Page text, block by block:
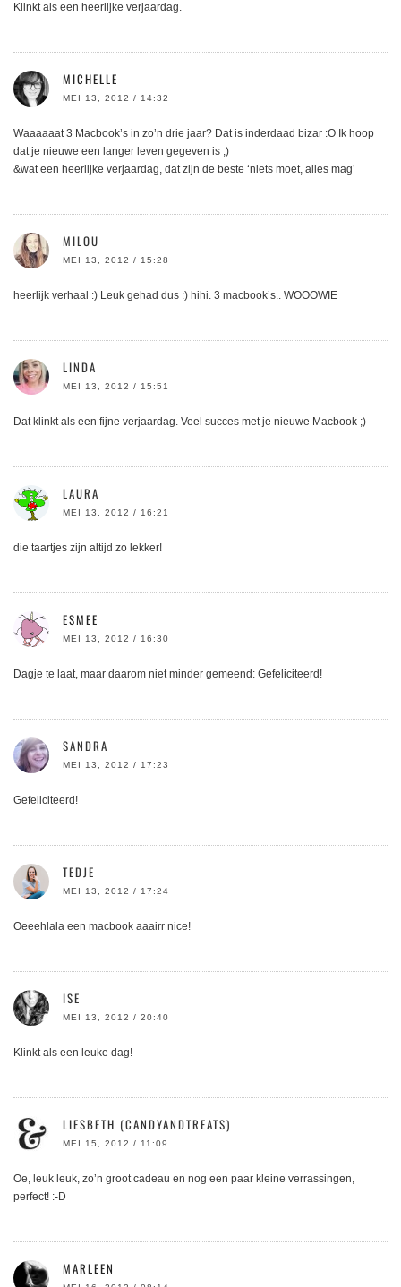
Klinkt als een heerlijke verjaardag.
MICHELLE
MEI 13, 2012 / 14:32
Waaaaaat 3 Macbook’s in zo’n drie jaar? Dat is inderdaad bizar :O Ik hoop
dat je nieuwe een langer leven gegeven is ;)
&wat een heerlijke verjaardag, dat zijn de beste ‘niets moet, alles mag’
MILOU
MEI 13, 2012 / 15:28
heerlijk verhaal :) Leuk gehad dus :) hihi. 3 macbook’s.. WOOOWIE
LINDA
MEI 13, 2012 / 15:51
Dat klinkt als een fijne verjaardag. Veel succes met je nieuwe Macbook ;)
LAURA
MEI 13, 2012 / 16:21
die taartjes zijn altijd zo lekker!
ESMEE
MEI 13, 2012 / 16:30
Dagje te laat, maar daarom niet minder gemeend: Gefeliciteerd!
SANDRA
MEI 13, 2012 / 17:23
Gefeliciteerd!
TEDJE
MEI 13, 2012 / 17:24
Oeeehlala een macbook aaairr nice!
ISE
MEI 13, 2012 / 20:40
Klinkt als een leuke dag!
LIESBETH (CANDYANDTREATS)
MEI 15, 2012 / 11:09
Oe, leuk leuk, zo’n groot cadeau en nog een paar kleine verrassingen,
perfect! :-D
MARLEEN